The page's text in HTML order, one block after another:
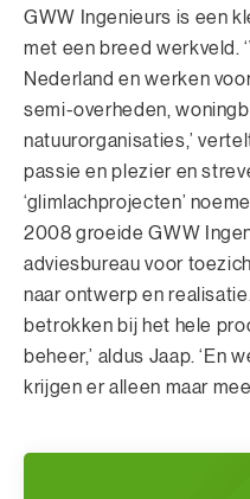
GWW Ingenieurs is een
met een breed werkveld.
Nederland en werken
semi-overheden,
natuurorganisaties,’
passie en plezier en
‘glimlachprojecten’
2008 groeide GWW
adviesbureau voor
naar ontwerp en
betrokken bij het hele
beheer,’ aldus Jaap. ‘En
krijgen er alleen maar